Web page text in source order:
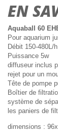
EN
Aquaball 60
Pour aquarium
Débit 150-480L/h
Puissance 5w
diffuseur inclus
rejet pour un
Tête de pompe
Boîtier de
système de
les paniers de
dimensions :